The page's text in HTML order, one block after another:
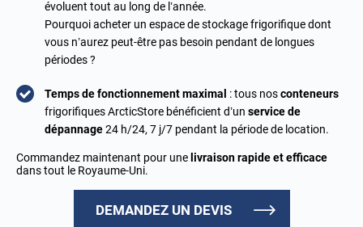
évoluent tout au long de l’année.
Pourquoi acheter un espace de stockage frigorifique dont
vous n’aurez peut-être pas besoin pendant de longues
périodes ?
Temps de fonctionnement maximal : tous nosconteneurs
frigorifiques ArcticStore bénéficient d’un service de
dépannage24 h/24, 7 j/7 pendant la période de location.
Commandez maintenant pour une livraison rapide et efficace
dans tout le Royaume-Uni.
DEMANDEZ UN DEVIS